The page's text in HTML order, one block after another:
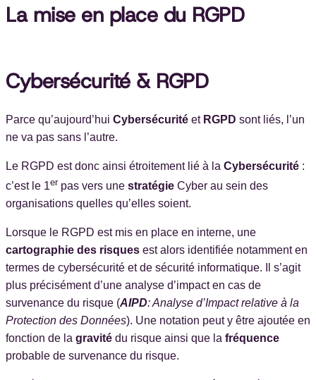
La mise en place du RGPD
Cybersécurité & RGPD
Parce qu’aujourd’hui Cybersécurité et RGPD sont liés, l’un
ne va pas sans l’autre.
Le RGPD est donc ainsi étroitement lié à la Cybersécurité :
c’est le 1er pas vers une stratégie Cyber au sein des
organisations quelles qu’elles soient.
Lorsque le RGPD est mis en place en interne, une
cartographie des risques est alors identifiée notamment en
termes de cybersécurité et de sécurité informatique. Il s’agit
plus précisément d’une analyse d’impact en cas de
survenance du risque (AIPD: Analyse d’Impact relative à la
Protection des Données). Une notation peut y être ajoutée en
fonction de la gravité du risque ainsi que la fréquence
probable de survenance du risque.